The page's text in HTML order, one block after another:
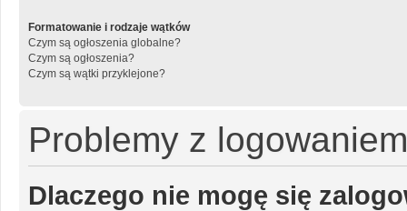
Formatowanie i rodzaje wątków
Czym są ogłoszenia globalne?
Czym są ogłoszenia?
Czym są wątki przyklejone?
Problemy z
Dlaczego nie mogę się